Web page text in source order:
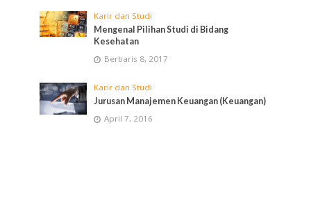
Karir dan Studi
Mengenal Pilihan Studi di Bidang
Kesehatan
Berbaris 8, 2017
Karir dan Studi
Jurusan Manajemen Keuangan (Keuangan)
April 7, 2016